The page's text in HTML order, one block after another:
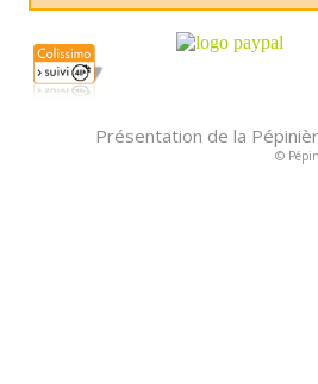
Présentation de la
©